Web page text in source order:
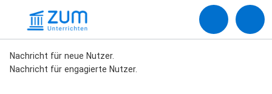
Nachricht für neue Nutzer.
Nachricht für engagierte Nutzer.